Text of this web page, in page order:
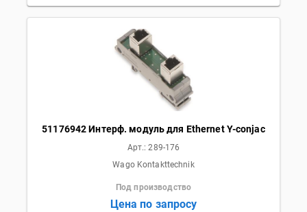
51176942 Интерф. модуль для Ethernet Y-conjac
Арт.:289-176
Wago Kontakttechnik
Под производство
Цена по запросу